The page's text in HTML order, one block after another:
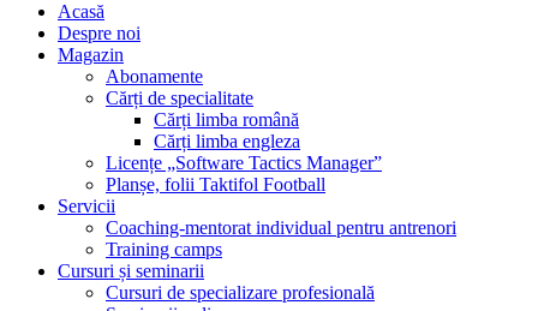
Acasă
Despre noi
Magazin
Abonamente
Cărți de specialitate
Cărți limba română
Cărți limba engleza
Licențe „Software Tactics Manager”
Planșe, folii Taktifol Football
Servicii
Coaching-mentorat individual pentru antrenori
Training camps
Cursuri și seminarii
Cursuri de specializare profesională